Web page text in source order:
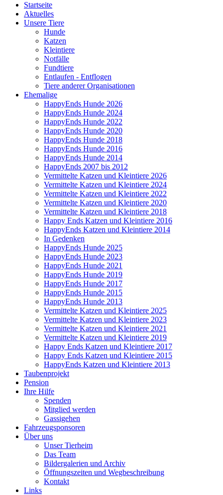
Startseite
Aktuelles
Unsere Tiere
Hunde
Katzen
Kleintiere
Notfälle
Fundtiere
Entlaufen - Entflogen
Tiere anderer Organisationen
Ehemalige
HappyEnds Hunde 2026
HappyEnds Hunde 2024
HappyEnds Hunde 2022
HappyEnds Hunde 2020
HappyEnds Hunde 2018
HappyEnds Hunde 2016
HappyEnds Hunde 2014
HappyEnds 2007 bis 2012
Vermittelte Katzen und Kleintiere 2026
Vermittelte Katzen und Kleintiere 2024
Vermittelte Katzen und Kleintiere 2022
Vermittelte Katzen und Kleintiere 2020
Vermittelte Katzen und Kleintiere 2018
Happy Ends Katzen und Kleintiere 2016
HappyEnds Katzen und Kleintiere 2014
In Gedenken
HappyEnds Hunde 2025
HappyEnds Hunde 2023
HappyEnds Hunde 2021
HappyEnds Hunde 2019
HappyEnds Hunde 2017
HappyEnds Hunde 2015
HappyEnds Hunde 2013
Vermittelte Katzen und Kleintiere 2025
Vermittelte Katzen und Kleintiere 2023
Vermittelte Katzen und Kleintiere 2021
Vermittelte Katzen und Kleintiere 2019
Happy Ends Katzen und Kleintiere 2017
Happy Ends Katzen und Kleintiere 2015
HappyEnds Katzen und Kleintiere 2013
Taubenprojekt
Pension
Ihre Hilfe
Spenden
Mitglied werden
Gassigehen
Fahrzeugsponsoren
Über uns
Unser Tierheim
Das Team
Bildergalerien und Archiv
Öffnungszeiten und Wegbeschreibung
Kontakt
Links